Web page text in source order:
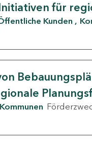
für
Kunden
Kommunen